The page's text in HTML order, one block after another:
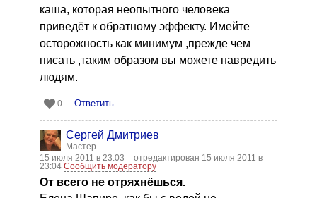
каша, которая неопытного человека
приведёт к обратному эффекту. Имейте
осторожность как минимум ,прежде чем
писать ,таким образом вы можете навредить
людям.
0 Ответить
Сергей Дмитриев
Мастер
15 июля 2011 в 23:03
отредактирован 15 июля 2011 в
23:04Сообщить модератору
От всего не отряхнёшься.